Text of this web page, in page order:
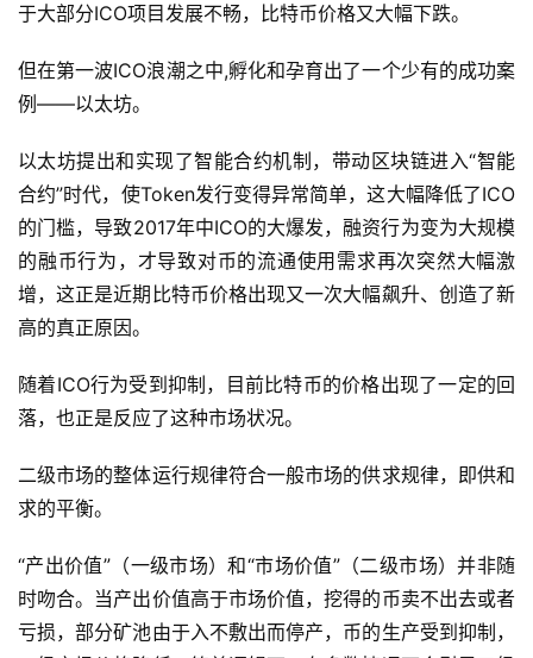
于大部分ICO项目发展不畅，比特币价格又大幅下跌。
但在第一波ICO浪潮之中,孵化和孕育出了一个少有的成功案
例——以太坊。
以太坊提出和实现了智能合约机制，带动区块链进入“智能
合约”时代，使Token发行变得异常简单，这大幅降低了ICO
的门槛，导致2017年中ICO的大爆发，融资行为变为大规模
的融币行为，才导致对币的流通使用需求再次突然大幅激
增，这正是近期比特币价格出现又一次大幅飙升、创造了新
高的真正原因。
随着ICO行为受到抑制，目前比特币的价格出现了一定的回
落，也正是反应了这种市场状况。
二级市场的整体运行规律符合一般市场的供求规律，即供和
求的平衡。
“产出价值”（一级市场）和“市场价值”（二级市场）并非随
时吻合。当产出价值高于市场价值，挖得的币卖不出去或者
亏损，部分矿池由于入不敷出而停产，币的生产受到抑制，